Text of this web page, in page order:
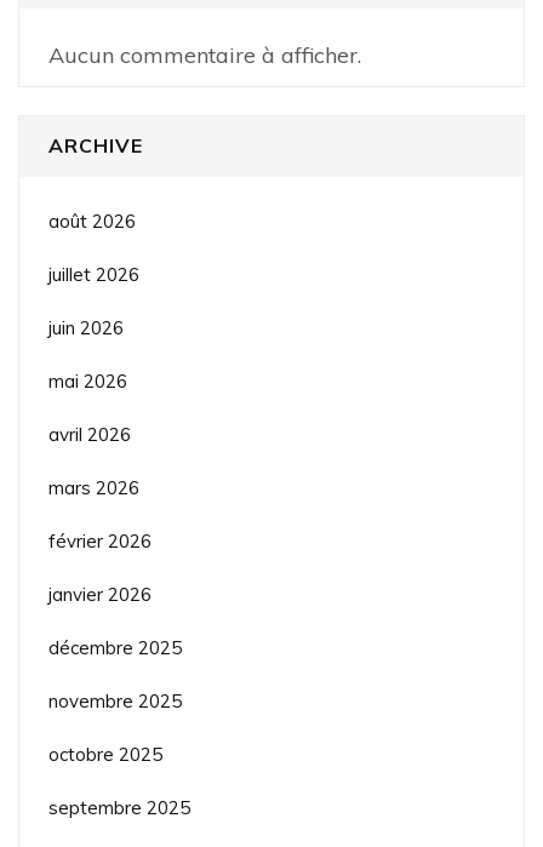
Aucun commentaire à afficher.
ARCHIVE
août 2026
juillet 2026
juin 2026
mai 2026
avril 2026
mars 2026
février 2026
janvier 2026
décembre 2025
novembre 2025
octobre 2025
septembre 2025